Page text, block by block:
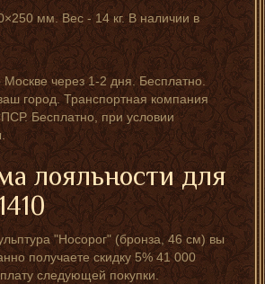
мм. Вес - 14 кг. В наличии в
Москве через 1-2 дня. Бесплатно.
город. Транспортная компания
Бесплатно, при условии
лояльности для
"Носорог" (бронза, 46 см) вы
получаете скидку 5% 41 000
следующей покупки.